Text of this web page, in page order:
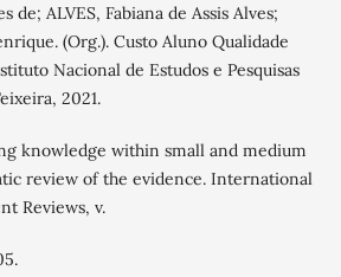
de; ALVES, Fabiana de Assis Alves;
(Org.). Custo Aluno Qualidade
Nacional de Estudos e Pesquisas
2021.
knowledge within small and medium
review of the evidence. International
Reviews, v.